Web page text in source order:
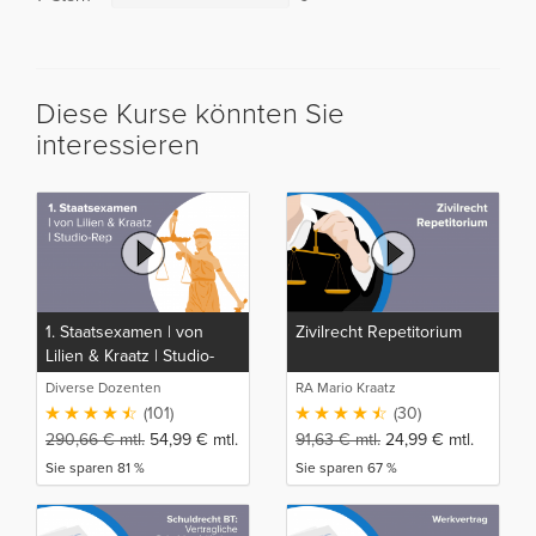
Diese Kurse könnten Sie
interessieren
1. Staatsexamen | von
Lilien & Kraatz | Studio-
Rep
Diverse Dozenten
(101)
290,66€mtl. 54,99 € mtl.
Sie sparen 81 %
Zivilrecht Repetitorium
RA Mario Kraatz
(30)
91,63€mtl. 24,99 € mtl.
Sie sparen 67 %